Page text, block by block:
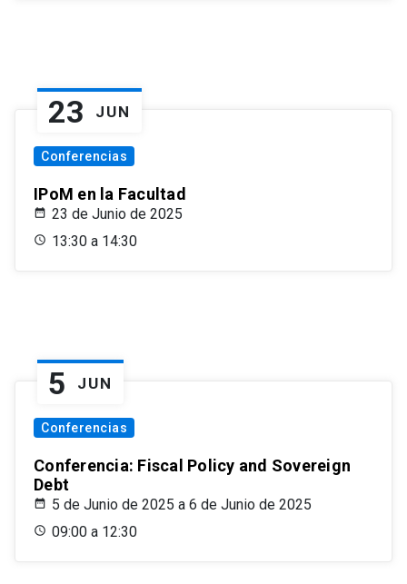
23 JUN
Conferencias
IPoM en la Facultad
23 de Junio de 2025
13:30 a 14:30
5 JUN
Conferencias
Conferencia: Fiscal Policy and Sovereign
Debt
5 de Junio de 2025 a 6 de Junio de 2025
09:00 a 12:30